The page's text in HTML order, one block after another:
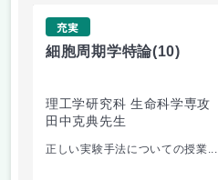
充実
細胞周期学特論(10)
理工学研究科 生命科学専攻
田中克典先生
正しい実験手法についての授業...